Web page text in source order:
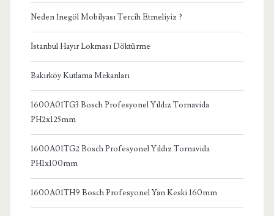
Neden İnegöl Mobilyası Tercih Etmeliyiz ?
İstanbul Hayır Lokması Döktürme
Bakırköy Kutlama Mekanları
1600A01TG3 Bosch Profesyonel Yıldız Tornavida
PH2x125mm
1600A01TG2 Bosch Profesyonel Yıldız Tornavida
PH1x100mm
1600A01TH9 Bosch Profesyonel Yan Keski 160mm